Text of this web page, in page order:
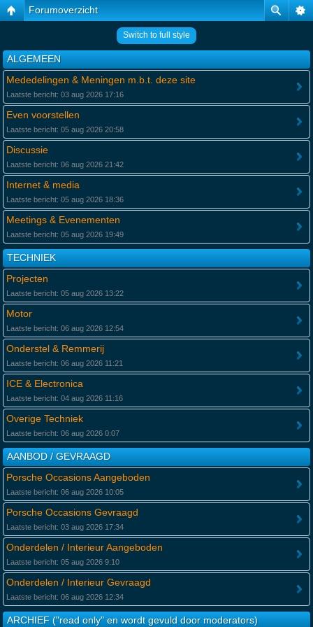
Forumoverzicht
Switch to full style
ALGEMEEN
Mededelingen & Meningen m.b.t. deze site
Laatste bericht: 03 aug 2026 17:16
Even voorstellen
Laatste bericht: 05 aug 2026 20:58
Discussie
Laatste bericht: 06 aug 2026 21:42
Internet & media
Laatste bericht: 05 aug 2026 18:36
Meetings & Evenementen
Laatste bericht: 05 aug 2026 19:49
TECHNIEK
Projecten
Laatste bericht: 05 aug 2026 13:22
Motor
Laatste bericht: 06 aug 2026 12:54
Onderstel & Remmerij
Laatste bericht: 06 aug 2026 11:21
ICE & Electronica
Laatste bericht: 04 aug 2026 11:16
Overige Techniek
Laatste bericht: 06 aug 2026 0:07
AANBOD / GEVRAAGD
Porsche Occasions Aangeboden
Laatste bericht: 06 aug 2026 10:05
Porsche Occasions Gevraagd
Laatste bericht: 03 aug 2026 17:34
Onderdelen / Interieur Aangeboden
Laatste bericht: 05 aug 2026 9:10
Onderdelen / Interieur Gevraagd
Laatste bericht: 06 aug 2026 12:34
ARCHIEF ("read only" en wordt gevuld door moderators)